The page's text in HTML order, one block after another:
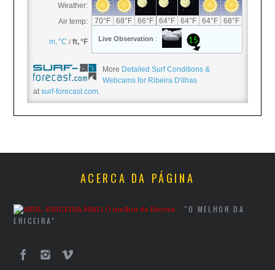
More Detailed Surf Conditions &
Webcams for Ribeira D'ilhas
atsurf-forecast.com.
ACERCA DA PÁGINA
"O MELHOR DA
ERICEIRA"